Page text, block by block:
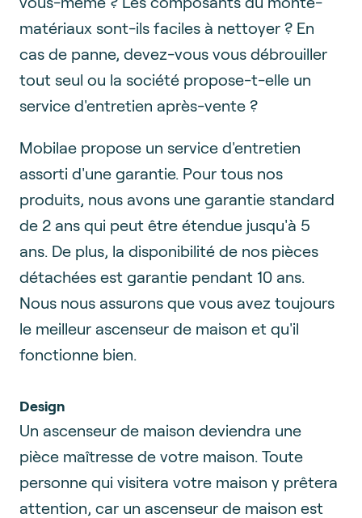
matériaux sont-ils faciles à nettoyer ? En
cas de panne, devez-vous vous débrouiller
tout seul ou la société propose-t-elle un
service d'entretien après-vente ?
Mobilae propose un service d'entretien
assorti d'une garantie. Pour tous nos
produits, nous avons une garantie standard
de 2 ans qui peut être étendue jusqu'à 5
ans. De plus, la disponibilité de nos pièces
détachées est garantie pendant 10 ans.
Nous nous assurons que vous avez toujours
le meilleur ascenseur de maison et qu'il
fonctionne bien.
Design
Un ascenseur de maison deviendra une
pièce maîtresse de votre maison. Toute
personne qui visitera votre maison y prêtera
attention, car un ascenseur de maison est